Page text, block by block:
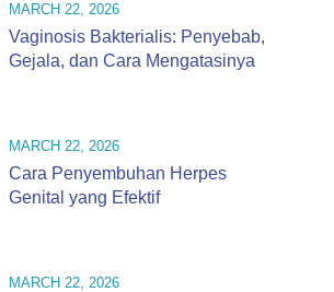
MARCH 22, 2026
Vaginosis Bakterialis: Penyebab,
Gejala, dan Cara Mengatasinya
MARCH 22, 2026
Cara Penyembuhan Herpes
Genital yang Efektif
MARCH 22, 2026